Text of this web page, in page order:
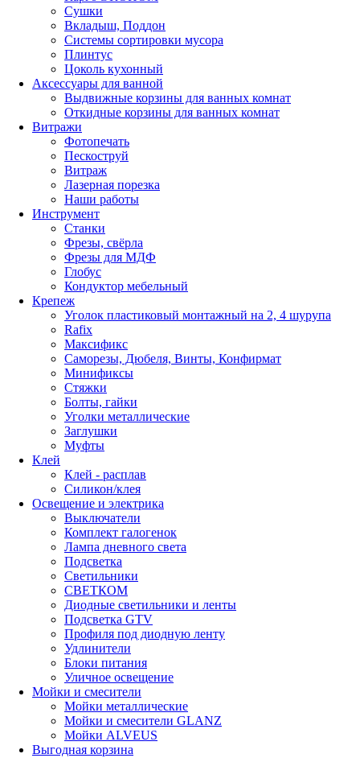
Сушки
Вкладыш, Поддон
Системы сортировки мусора
Плинтус
Цоколь кухонный
Аксессуары для ванной
Выдвижные корзины для ванных комнат
Откидные корзины для ванных комнат
Витражи
Фотопечать
Пескоструй
Витраж
Лазерная порезка
Наши работы
Инструмент
Станки
Фрезы, свёрла
Фрезы для МДФ
Глобус
Кондуктор мебельный
Крепеж
Уголок пластиковый монтажный на 2, 4 шурупа
Rafix
Максификс
Саморезы, Дюбеля, Винты, Конфирмат
Минификсы
Стяжки
Болты, гайки
Уголки металлические
Заглушки
Муфты
Клей
Клей - расплав
Силикон/клея
Освещение и электрика
Выключатели
Комплект галогенок
Лампа дневного света
Подсветка
Светильники
СВЕТКОМ
Диодные светильники и ленты
Подсветка GTV
Профиля под диодную ленту
Удлинители
Блоки питания
Уличное освещение
Мойки и смесители
Мойки металлические
Мойки и смесители GLANZ
Мойки ALVEUS
Выгодная корзина